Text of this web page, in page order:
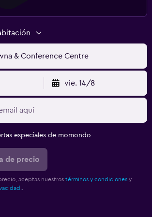
& Conference Centre
vie. 14/8
especiales de momondo
de precio
aceptas nuestros términos y condiciones y